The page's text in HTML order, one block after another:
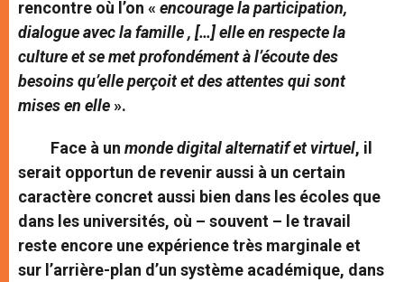
rencontre où l’on « encourage la participation,
dialogue avec la famille , […] elle en respecte la
culture et se met profondément à l’écoute des
besoins qu’elle perçoit et des attentes qui sont
mises en elle ».
Face à un monde digital alternatif et virtuel, il
serait opportun de revenir aussi à un certain
caractère concret aussi bien dans les écoles que
dans les universités, où – souvent – le travail
reste encore une expérience très marginale et
sur l’arrière-plan d’un système académique, dans